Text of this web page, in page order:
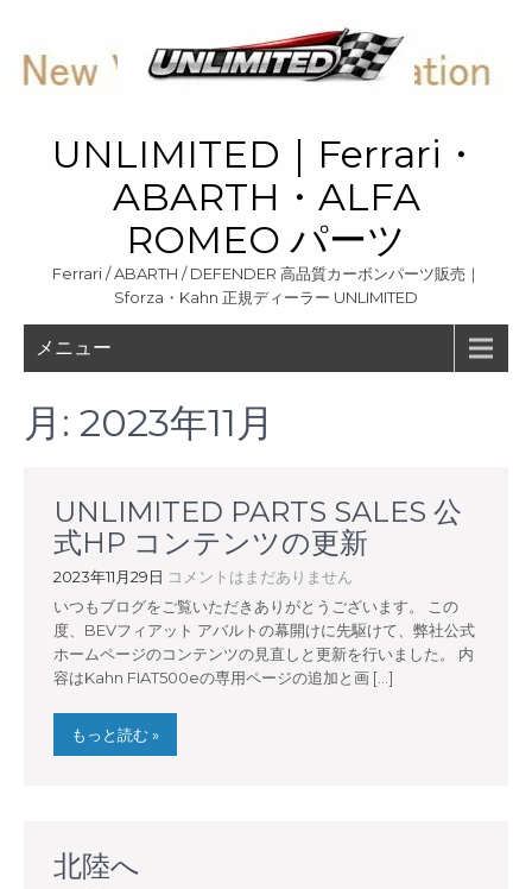
content
UNLIMITED｜Ferrari・
ABARTH・ALFA
ROMEO パーツ
Ferrari / ABARTH / DEFENDER 高品質カーボンパーツ販売｜
Sforza・Kahn 正規ディーラー UNLIMITED
メニュー
月: 2023年11月
UNLIMITED PARTS SALES 公
式HP コンテンツの更新
2023年11月29日 コメントはまだありません
いつもブログをご覧いただきありがとうございます。 この
度、BEVフィアット アバルトの幕開けに先駆けて、弊社公式
ホームページのコンテンツの見直しと更新を行いました。 内
容はKahn FIAT500eの専用ページの追加と画 […]
もっと読む »
北陸へ